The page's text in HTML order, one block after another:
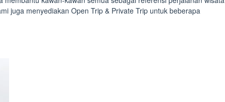
juga menyediakan Open Trip & Private Trip untuk beberapa